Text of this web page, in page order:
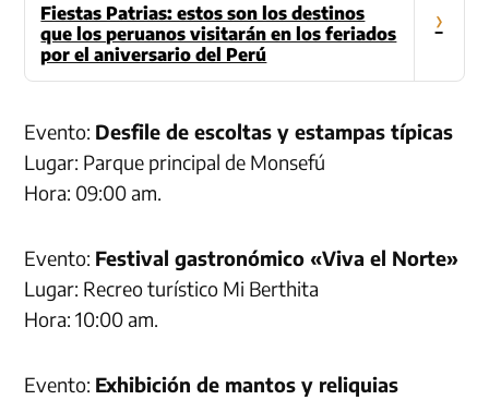
Fiestas Patrias: estos son los destinos
que los peruanos visitarán en los feriados
por el aniversario del Perú
›
Evento: Desfile de escoltas y estampas típicas
Lugar: Parque principal de Monsefú
Hora: 09:00 am.
Evento: Festival gastronómico «Viva el Norte»
Lugar: Recreo turístico Mi Berthita
Hora: 10:00 am.
Evento: Exhibición de mantos y reliquias